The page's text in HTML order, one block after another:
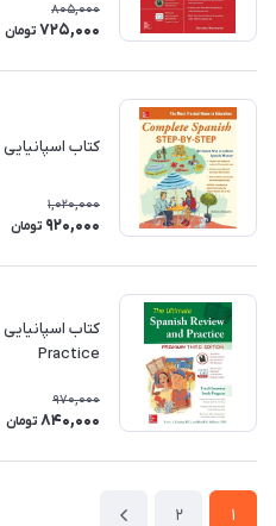
805,000
725,000 تومان
کتاب اسپانیایی Complete Spanish Step by Step
1,020,000
920,000 تومان
Practice
970,000
840,000 تومان
1
2